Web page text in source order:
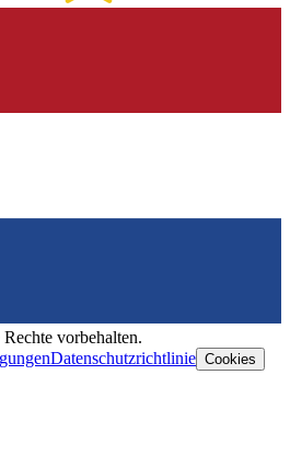
vorbehalten.
Datenschutzrichtlinie Cookies